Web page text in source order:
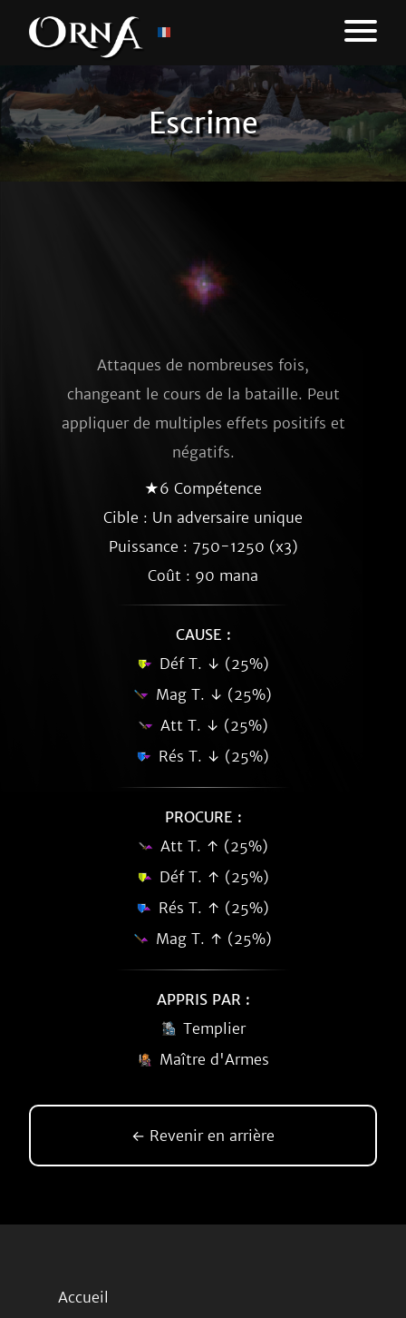
Escrime
Attaques de nombreuses fois,
changeant le cours de la bataille. Peut
appliquer de multiples effets positifs et
négatifs.
★6 Compétence
Cible : Un adversaire unique
Puissance : 750-1250 (x3)
Coût : 90 mana
CAUSE :
Déf T. ↓ (25%)
Mag T. ↓ (25%)
Att T. ↓ (25%)
Rés T. ↓ (25%)
PROCURE :
Att T. ↑ (25%)
Déf T. ↑ (25%)
Rés T. ↑ (25%)
Mag T. ↑ (25%)
APPRIS PAR :
Templier
Maître d'Armes
← Revenir en arrière
Accueil